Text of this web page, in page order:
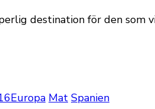
destination för den
Europa Mat Spanien